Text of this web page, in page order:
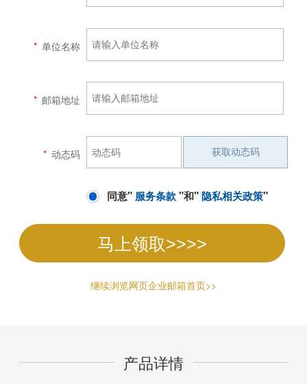
* 单位名称
* 邮箱地址
* 动态码 获取动态码
同意" 服务条款"和"隐私相关政策"
马上领取>>>>
继续浏览网页企业邮箱首页>>
产品详情